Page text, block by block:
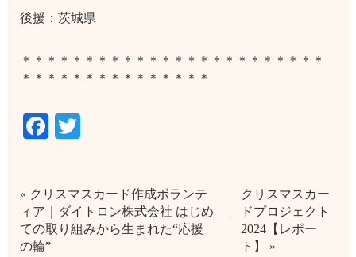
後援：茨城県
＊＊＊＊＊＊＊＊＊＊＊＊＊＊＊＊＊＊＊＊＊＊＊＊
＊＊＊＊＊＊＊＊＊＊＊＊＊＊＊
Facebook
Twitter
« クリスマスカード作成ボランテ
ィア｜ダイトロン株式会社 はじめ
ての取り組みから生まれた“応援
の輪”
クリスマスカー
ドプロジェクト
2024【レポー
ト】 »